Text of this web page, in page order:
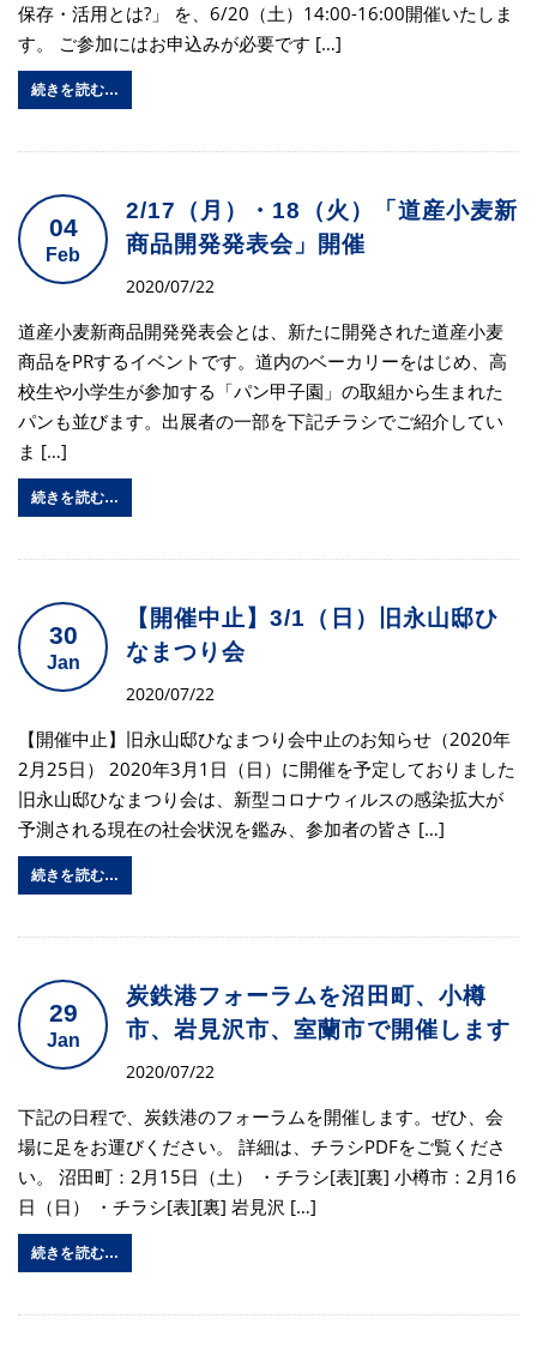
保存・活用とは?」 を、6/20（土）14:00-16:00開催いたしま
す。 ご参加にはお申込みが必要です […]
続きを読む…
04
Feb
2/17（月）・18（火）「道産小麦新
商品開発発表会」開催
2020/07/22
道産小麦新商品開発発表会とは、新たに開発された道産小麦
商品をPRするイベントです。道内のベーカリーをはじめ、高
校生や小学生が参加する「パン甲子園」の取組から生まれた
パンも並びます。出展者の一部を下記チラシでご紹介してい
ま […]
続きを読む…
30
Jan
【開催中止】3/1（日）旧永山邸ひ
なまつり会
2020/07/22
【開催中止】旧永山邸ひなまつり会中止のお知らせ（2020年
2月25日） 2020年3月1日（日）に開催を予定しておりました
旧永山邸ひなまつり会は、新型コロナウィルスの感染拡大が
予測される現在の社会状況を鑑み、参加者の皆さ […]
続きを読む…
29
Jan
炭鉄港フォーラムを沼田町、小樽
市、岩見沢市、室蘭市で開催します
2020/07/22
下記の日程で、炭鉄港のフォーラムを開催します。ぜひ、会
場に足をお運びください。 詳細は、チラシPDFをご覧くださ
い。 沼田町：2月15日（土） ・チラシ[表][裏] 小樽市：2月16
日（日） ・チラシ[表][裏] 岩見沢 […]
続きを読む…